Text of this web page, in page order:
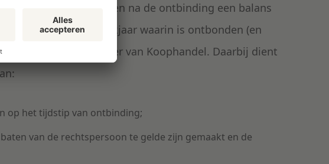
binnen 14 dagen na de ontbinding een balans
tot het boekjaar waarin is ontbonden (en
bij de Kamer van Koophandel. Daarbij dient
op het tijdstip van ontbinding;
van de rechtspersoon te gelde zijn gemaakt en de